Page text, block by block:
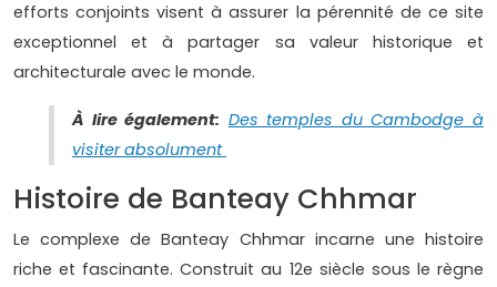
efforts conjoints visent à assurer la pérennité de ce site
exceptionnel et à partager sa valeur historique et
architecturale avec le monde.
À lire également: Des temples du Cambodge à
visiter absolument
Histoire de Banteay Chhmar
Le complexe de Banteay Chhmar incarne une histoire
riche et fascinante. Construit au 12e siècle sous le règne